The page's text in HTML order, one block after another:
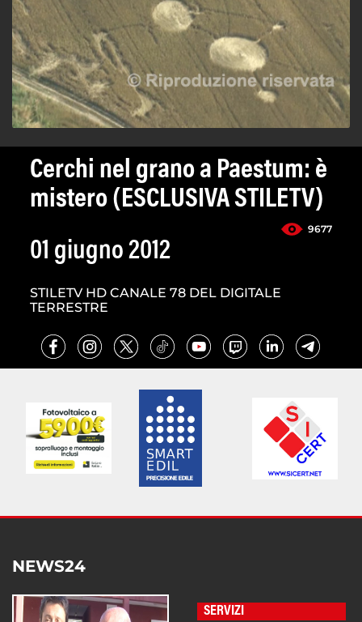
Cerchi nel grano a Paestum: è
mistero (ESCLUSIVA STILETV)
9677
01 giugno 2012
STILETV HD CANALE 78 DEL DIGITALE
TERRESTRE
NEWS24
SERVIZI